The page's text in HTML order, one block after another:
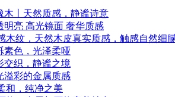
木丨天然质感，静谧诗意
明亮 高光镜面 奢华质感
木纹，天然木皮真实质感，触感自然细
素色，光泽柔哑
交织，静谧之境
溢彩的金属质感
和，纯净之美